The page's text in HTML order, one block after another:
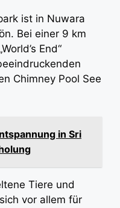
ist in Nuwara
Bei einer 9 km
End“
Chimney Pool See
in Sri
Tiere und
vor allem für